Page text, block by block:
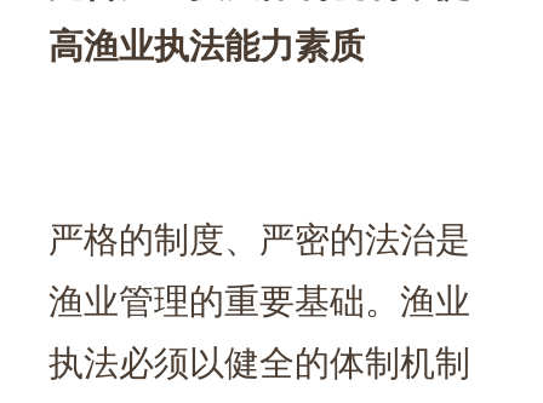
高渔业执法能力素质
严格的制度、严密的法治是
渔业管理的重要基础。渔业
执法必须以健全的体制机制